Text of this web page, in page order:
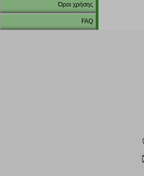
Όροι χρήσης
FAQ